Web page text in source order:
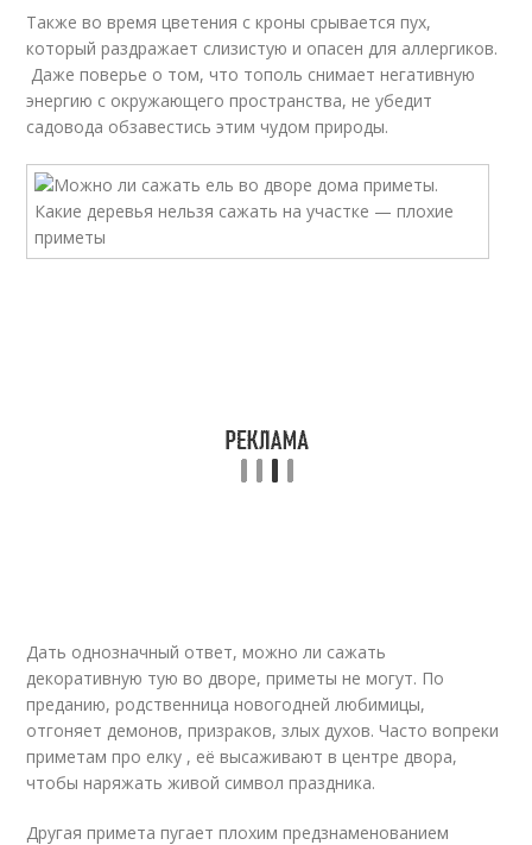
Также во время цветения с кроны срывается пух,
который раздражает слизистую и опасен для аллергиков.
Даже поверье о том, что тополь снимает негативную
энергию с окружающего пространства, не убедит
садовода обзавестись этим чудом природы.
Дать однозначный ответ, можно ли сажать
декоративную тую во дворе, приметы не могут. По
преданию, родственница новогодней любимицы,
отгоняет демонов, призраков, злых духов. Часто вопреки
приметам про елку , её высаживают в центре двора,
чтобы наряжать живой символ праздника.
Другая примета пугает плохим предзнаменованием